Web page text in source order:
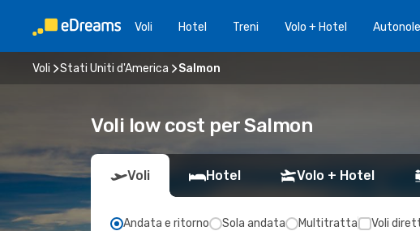
Voli Hotel Treni Volo + Hotel
Voli Stati Uniti d'America Salmon
Voli low cost per Salmon
Voli Hotel Volo + Hotel
Andata e ritorno Sola andata Multitratta Voli